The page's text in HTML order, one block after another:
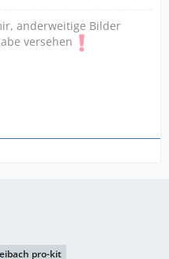
anderweitige Bilder
versehen
eibach pro-kit